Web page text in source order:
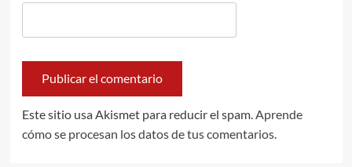
Este sitio usa Akismet para reducir el spam. Aprende
cómo se procesan los datos de tus comentarios.